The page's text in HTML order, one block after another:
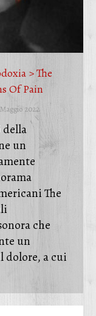
> The
Of Pain
2022
della
un
The
che
un
dolore, a cui